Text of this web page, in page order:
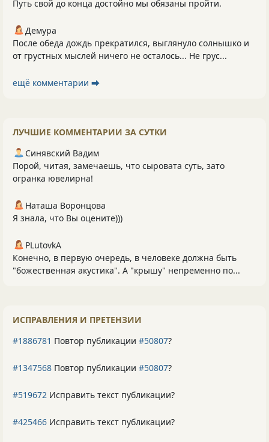
Путь свой до конца достойно мы обязаны пройти.
Демура
После обеда дождь прекратился, выглянуло солнышко и
от грустных мыслей ничего не осталось... Не грус...
ещё комментарии ⮕
ЛУЧШИЕ КОММЕНТАРИИ ЗА СУТКИ
Синявский Вадим
Порой, читая, замечаешь, что сыровата суть, зато
огранка ювелирна!
Наташа Воронцова
Я знала, что Вы оцените)))
PLutоvkА
Конечно, в первую очередь, в человеке должна быть
"божественная акустика". А "крышу" непременно по...
ИСПРАВЛЕНИЯ И ПРЕТЕНЗИИ
#1886781 Повтор публикации #50807?
#1347568 Повтор публикации #50807?
#519672 Исправить текст публикации?
#425466 Исправить текст публикации?